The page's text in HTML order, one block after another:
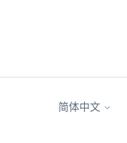
简体中文